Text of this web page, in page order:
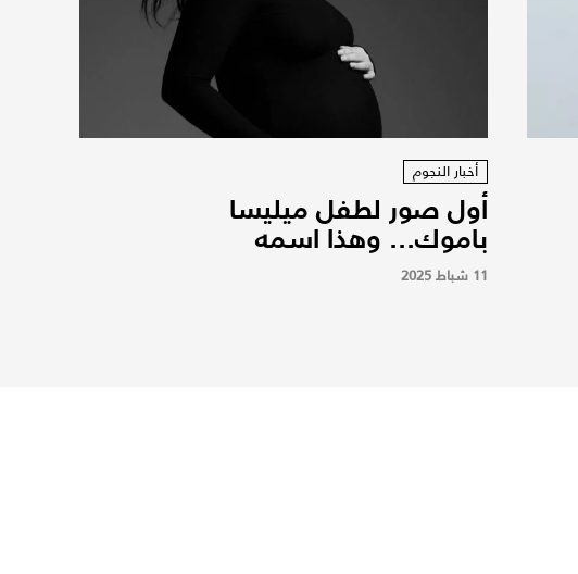
أخبار النجوم
أول صور لطفل ميليسا
باموك... وهذا اسمه
11 شباط 2025